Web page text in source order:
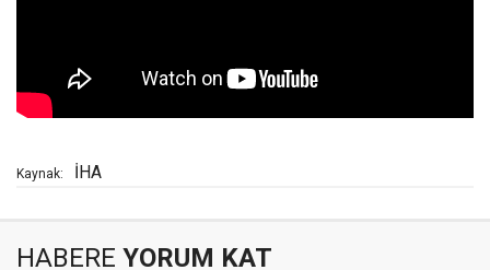
Kaynak: İHA
HABERE YORUM KAT